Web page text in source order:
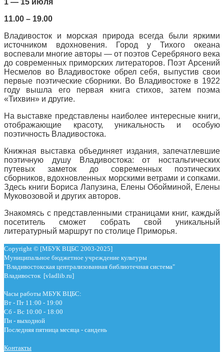
11.00 – 19.00
Владивосток и морская природа всегда были яркими
источником вдохновения. Город у Тихого океана
воспевали многие авторы — от поэтов Серебряного века
до современных приморских литераторов. Поэт Арсений
Несмелов во Владивостоке обрел себя, выпустив свои
первые поэтические сборники. Во Владивостоке в 1922
году вышла его первая книга стихов, затем поэма
«Тихвин» и другие.
На выставке представлены наиболее интересные книги,
отображающие красоту, уникальность и особую
поэтичность Владивостока.
Книжная выставка объединяет издания, запечатлевшие
поэтичную душу Владивостока: от ностальгических
путевых заметок до современных поэтических
сборников, вдохновленных морскими ветрами и сопками.
Здесь книги Бориса Лапузина, Елены Обойминой, Елены
Муковозовой и других авторов.
Знакомясь с представленными страницами книг, каждый
посетитель сможет собрать свой уникальный
литературный маршрут по столице Приморья.
Copyright © [МБУК ВЦБС 2003-2025]
Муниципальное бюджетное учреждение культуры
"Владивостокская централизованная библиотечная система"
Владивосток [vladlib.ru]
Часы работы МБУК ВЦБС:
Вт - Пт 11:00 - 19:00
Сб - Вс 10:00 - 18:00
Пн - выходной
Последняя пятница месяца - сандень
Контакты